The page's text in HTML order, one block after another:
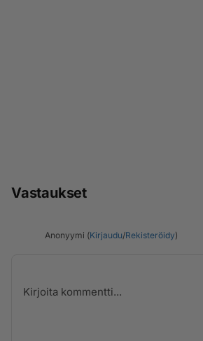
Vastaukset
Anonyymi (Kirjaudu/Rekisteröidy)